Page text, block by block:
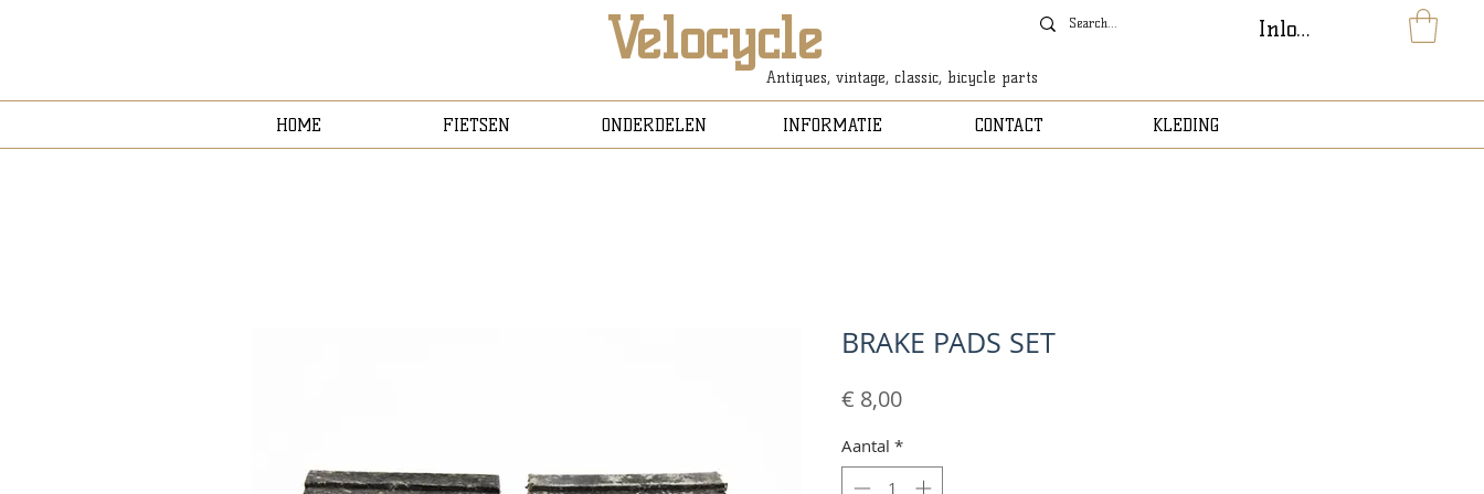
Velocycle
Antiques, vintage, classic, bicycle parts
Inloggen
HOME FIETSEN ONDERDELEN INFORMATIE CONTACT KLEDING
BRAKE PADS SET
€ 8,00Prijs
Aantal *